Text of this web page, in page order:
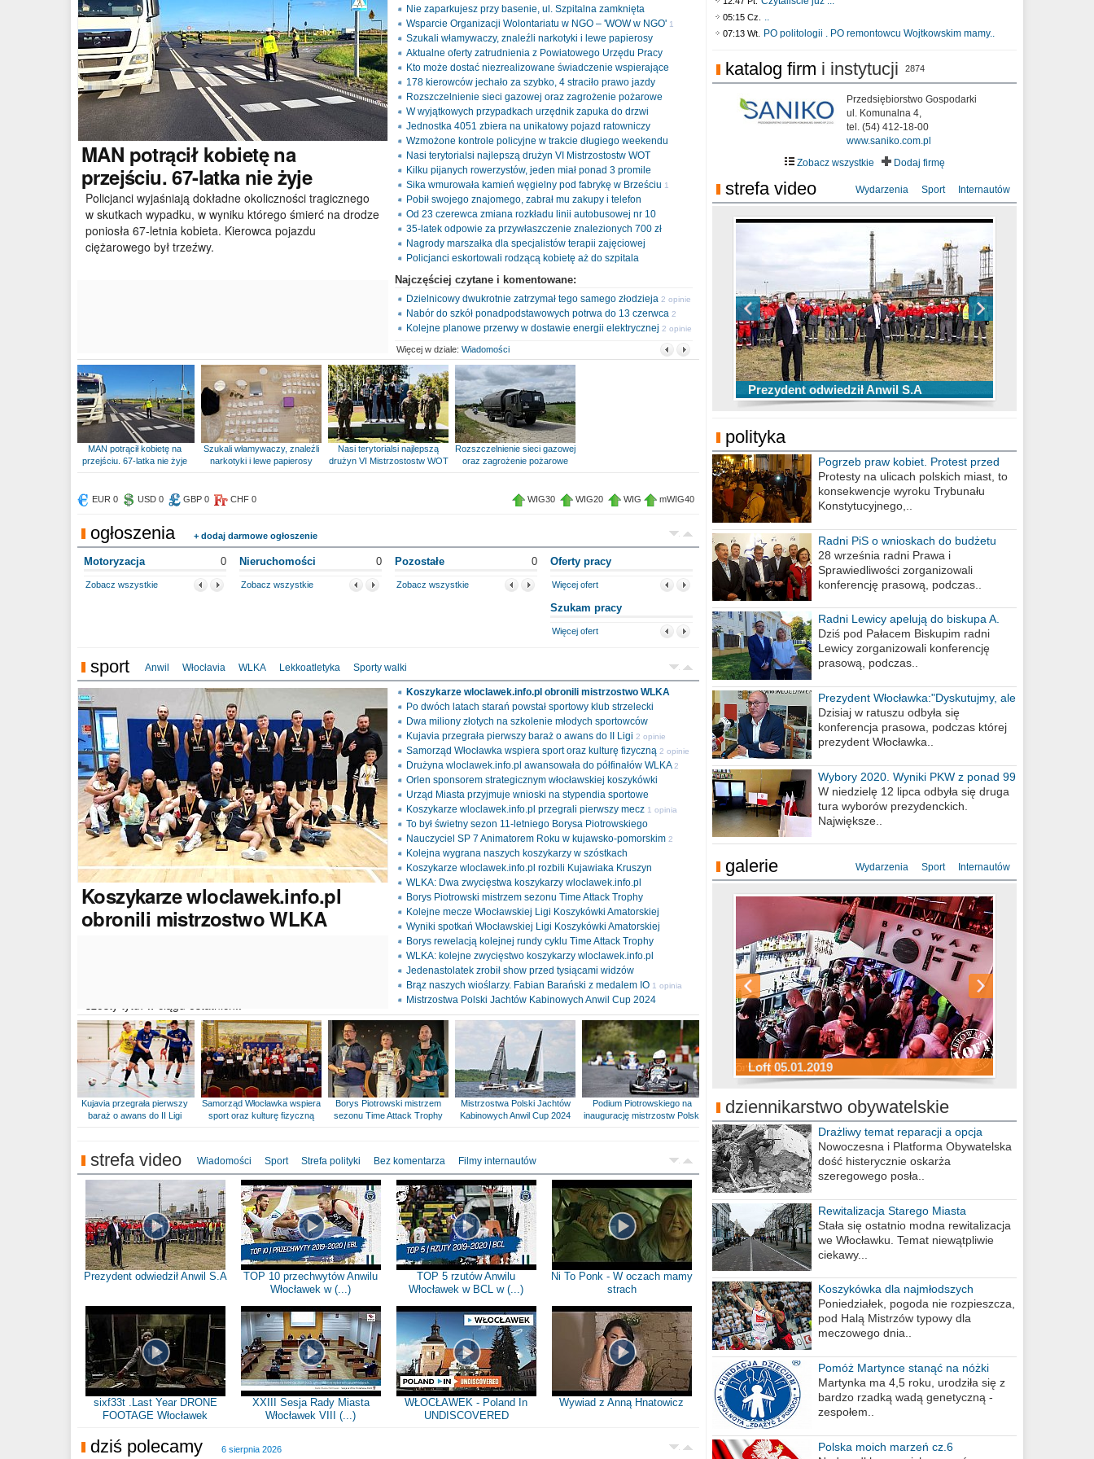
MAN potrącił kobietę na
przejściu. 67-latka nie żyje
Policjanci wyjaśniają dokładne okoliczności tragicznego
w skutkach wypadku, w wyniku którego śmierć na drodze
poniosła 67-letnia kobieta. Kierowca pojazdu
ciężarowego był trzeźwy.
Nie zaparkujesz przy basenie, ul. Szpitalna zamknięta
Wsparcie Organizacji Wolontariatu w NGO – 'WOW w NGO' 1
opinia
Szukali włamywaczy, znaleźli narkotyki i lewe papierosy
Aktualne oferty zatrudnienia z Powiatowego Urzędu Pracy
Kto może dostać niezrealizowane świadczenie wspierające
178 kierowców jechało za szybko, 4 straciło prawo jazdy
Rozszczelnienie sieci gazowej oraz zagrożenie pożarowe
W wyjątkowych przypadkach urzędnik zapuka do drzwi
Jednostka 4051 zbiera na unikatowy pojazd ratowniczy
Wzmożone kontrole policyjne w trakcie długiego weekendu
Nasi terytorialsi najlepszą drużyn VI Mistrzostostw WOT
Kilku pijanych rowerzystów, jeden miał ponad 3 promile
Sika wmurowała kamień węgielny pod fabrykę w Brześciu 1
opinia
Pobił swojego znajomego, zabrał mu zakupy i telefon
Od 23 czerewca zmiana rozkładu linii autobusowej nr 10
35-latek odpowie za przywłaszczenie znalezionych 700 zł
Nagrody marszałka dla specjalistów terapii zajęciowej
Policjanci eskortowali rodzącą kobietę aż do szpitala
Najczęściej czytane i komentowane:
Dzielnicowy dwukrotnie zatrzymał tego samego złodzieja 2 opinie
Nabór do szkół ponadpodstawowych potrwa do 13 czerwca 2
opinie
Kolejne planowe przerwy w dostawie energii elektrycznej 2 opinie
Więcej w dziale: Wiadomości
MAN potrącił kobietę na
przejściu. 67-latka nie żyje
Szukali włamywaczy, znaleźli
narkotyki i lewe papierosy
Nasi terytorialsi najlepszą
drużyn VI Mistrzostostw WOT
Rozszczelnienie sieci gazowej
oraz zagrożenie pożarowe
EUR 0 USD 0 GBP 0 CHF 0 WIG30 WIG20 WIG mWIG40
ogłoszenia + dodaj darmowe ogłoszenie
Motoryzacja 0
Zobacz wszystkie
Nieruchomości 0
Zobacz wszystkie
Pozostałe 0
Zobacz wszystkie
Oferty pracy
Więcej ofert
Szukam pracy
Więcej ofert
sport Anwil Włocłavia WLKA Lekkoatletyka Sporty walki
Koszykarzewloclawek.info.pl
obronili mistrzostwo WLKA
Koszykarze wloclawek.info.pl obronili mistrzostwo WLKA
Po dwóch latach starań powstał sportowy klub strzelecki
Dwa miliony złotych na szkolenie młodych sportowców
Kujavia przegrała pierwszy baraż o awans do II Ligi 2 opinie
Samorząd Włocławka wspiera sport oraz kulturę fizyczną 2 opinie
Drużyna wloclawek.info.pl awansowała do półfinałów WLKA 2
opinie
Orlen sponsorem strategicznym włocławskiej koszykówki
Urząd Miasta przyjmuje wnioski na stypendia sportowe
Koszykarze wloclawek.info.pl przegrali pierwszy mecz 1 opinia
To był świetny sezon 11-letniego Borysa Piotrowskiego
Nauczyciel SP 7 Animatorem Roku w kujawsko-pomorskim 2
opinie
Kolejna wygrana naszych koszykarzy w szóstkach
Koszykarze wloclawek.info.pl rozbili Kujawiaka Kruszyn
WLKA: Dwa zwycięstwa koszykarzy wloclawek.info.pl
Borys Piotrowski mistrzem sezonu Time Attack Trophy
Kolejne mecze Włocławskiej Ligi Koszykówki Amatorskiej
Wyniki spotkań Włocławskiej Ligi Koszykówki Amatorskiej
Borys rewelacją kolejnej rundy cyklu Time Attack Trophy
WLKA: kolejne zwycięstwo koszykarzy wloclawek.info.pl
Jedenastolatek zrobił show przed tysiącami widzów
Brąz naszych wioślarzy. Fabian Barański z medalem IO 1 opinia
Mistrzostwa Polski Jachtów Kabinowych Anwil Cup 2024
Kujavia przegrała pierwszy
baraż o awans do II Ligi
Samorząd Włocławka wspiera
sport oraz kulturę fizyczną
Borys Piotrowski mistrzem
sezonu Time Attack Trophy
Mistrzostwa Polski Jachtów
Kabinowych Anwil Cup 2024
Podium Piotrowskiego na
inaugurację mistrzostw Polski
strefa video Wiadomości Sport Strefa polityki Bez komentarza Filmy internautów
Prezydent odwiedził Anwil S.A
TOP 10 przechwytów Anwilu
Włocławek w (...)
TOP 5 rzutów Anwilu
Włocławek w BCL w (...)
Ni To Ponk - W oczach mamy
strach
sixf33t .Last Year DRONE
FOOTAGE Włocławek
XXIII Sesja Rady Miasta
Włocławek VIII (...)
WŁOCŁAWEK - Poland In
UNDISCOVERED
Wywiad z Anną Hnatowicz
dziś polecamy 6 sierpnia 2026
05:15 Cz. ..
07:13 Wt. PO politologii . PO remontowcu Wojtkowskim mamy..
katalog firm i instytucji 2874
Przedsiębiorstwo Gospodarki
ul. Komunalna 4,
tel. (54) 412-18-00
www.saniko.com.pl
Zobacz wszystkie
Dodaj firmę
strefa video Wydarzenia Sport Internautów
Prezydent odwiedził Anwil S.A
TOP 10 przechwytów Anwilu Włocławek
w EBL w sezonie 2019/2020
TOP 5 rzutów Anwilu Włocławek w BCL
w sezonie 2019/2020
Ni To Ponk - W oczach mamy strach
sixf33t .Last Year DRONE FOOTAGE
Włocławek
XXIII Sesja Rady Miasta Włocławek VIII
kadencji w dniu 09.06.2020 r.
polityka
Pogrzeb praw kobiet. Protest przed
biurem poselskim PiS
Protesty na ulicach polskich miast, to
konsekwencje wyroku Trybunału
Konstytucyjnego,..
Radni PiS o wnioskach do budżetu
miasta na 2021 rok
28 września radni Prawa i
Sprawiedliwości zorganizowali
konferencję prasową, podczas..
Radni Lewicy apelują do biskupa A.
Wiesława Meringa
Dziś pod Pałacem Biskupim radni
Lewicy zorganizowali konferencję
prasową, podczas..
Prezydent Włocławka:"Dyskutujmy, ale
nie obrażajmy się”
Dzisiaj w ratuszu odbyła się
konferencja prasowa, podczas której
prezydent Włocławka..
Wybory 2020. Wyniki PKW z ponad 99
procent obwodów
W niedzielę 12 lipca odbyła się druga
tura wyborów prezydenckich.
Największe..
galerie Wydarzenia Sport Internautów
Loft 05.01.2019
Sylwester Podgrodzie 31.12.2018
Sylwester Pensjonat Michelin 31.12.2018
Sylwester Hotel Młyn 31.12.2018
Sylwester Miejski 31.12.2018
Sylwester Loft 31.12.2018
dziennikarstwo obywatelskie
Drażliwy temat reparacji a opcja
berlińska
Nowoczesna i Platforma Obywatelska
dość histerycznie oskarża
szeregowego posła..
Rewitalizacja Starego Miasta
Stała się ostatnio modna rewitalizacja
we Włocławku. Temat niewątpliwie
ciekawy...
Koszykówka dla najmłodszych
Poniedziałek, pogoda nie rozpieszcza,
pod Halą Mistrzów typowy dla
meczowego dnia..
Pomóż Martynce stanąć na nóżki
Martynka ma 4,5 roku, urodziła się z
bardzo rzadką wadą genetyczną -
zespołem..
Polska moich marzeń cz.6